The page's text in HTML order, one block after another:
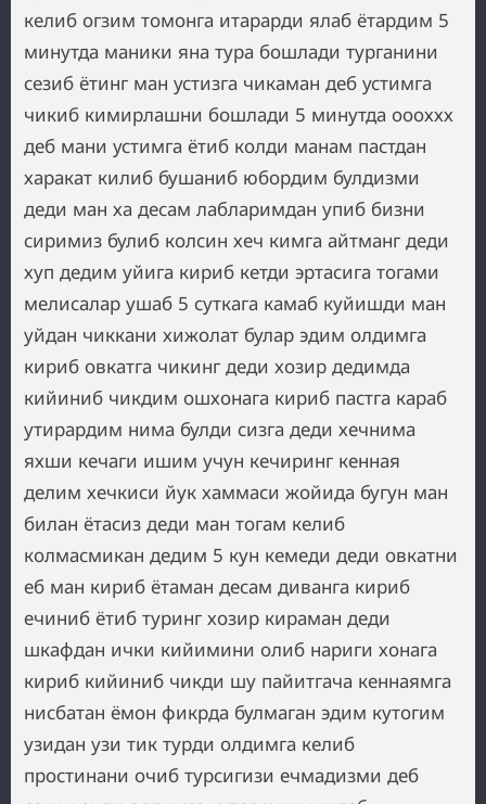
келиб огзим томонга итарарди ялаб ётардим 5
минутда маники яна тура бошлади турганини
сезиб ётинг ман устизга чикаман деб устимга
чикиб кимирлашни бошлади 5 минутда оооххх
деб мани устимга ётиб колди манам пастдан
харакат килиб бушаниб юбордим булдизми
деди ман ха десам лабларимдан упиб бизни
сиримиз булиб колсин хеч кимга айтманг деди
хуп дедим уйига кириб кетди эртасига тогами
мелисалар ушаб 5 суткага камаб куйишди ман
уйдан чиккани хижолат булар эдим олдимга
кириб овкатга чикинг деди хозир дедимда
кийиниб чикдим ошхонага кириб пастга караб
утирардим нима булди сизга деди хечнима
яхши кечаги ишим учун кечиринг кенная
делим хечкиси йук хаммаси жойида бугун ман
билан ётасиз деди ман тогам келиб
колмасмикан дедим 5 кун кемеди деди овкатни
еб ман кириб ётаман десам диванга кириб
ечиниб ётиб туринг хозир кираман деди
шкафдан ички кийимини олиб нариги хонага
кириб кийиниб чикди шу пайитгача кеннаямга
нисбатан ёмон фикрда булмаган эдим кутогим
узидан узи тик турди олдимга келиб
простинани очиб турсигизи ечмадизми деб